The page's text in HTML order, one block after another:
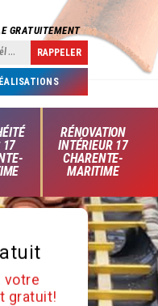
GRATUITEMENT
17
RÉNOVATION
INTÉRIEUR 17
CHARENTE-
MARITIME
votre
gratuit!